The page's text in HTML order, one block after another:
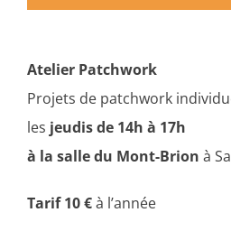
Atelier Patchwork
Projets de patchwork
les jeudis de 14h à 17h
à la salle du Mont-Brion à
Tarif 10 €à l’année